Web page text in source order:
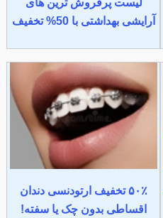
لیست پرفروش ترین های
آرایشی بهداشتی با 50% تخفیف
۵۰٪ تخفیف ارتودنسی دندان
اقساطی بدون چک یا سفته!